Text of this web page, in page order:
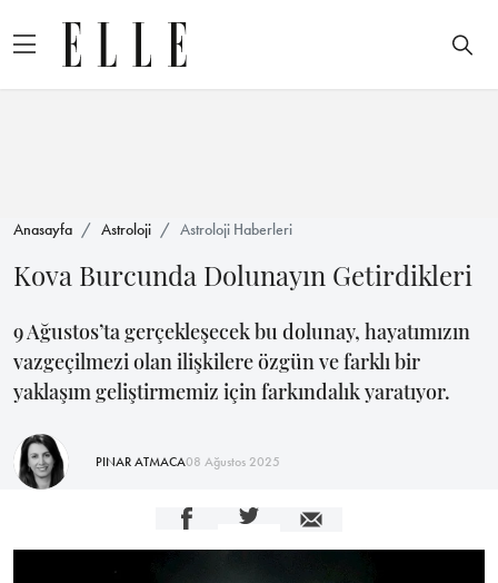
Anasayfa Astroloji Astroloji Haberleri
Kova Burcunda Dolunayın Getirdikleri
9 Ağustos’ta gerçekleşecek bu dolunay, hayatımızın
vazgeçilmezi olan ilişkilere özgün ve farklı bir
yaklaşım geliştirmemiz için farkındalık yaratıyor.
PINAR ATMACA08 Ağustos 2025